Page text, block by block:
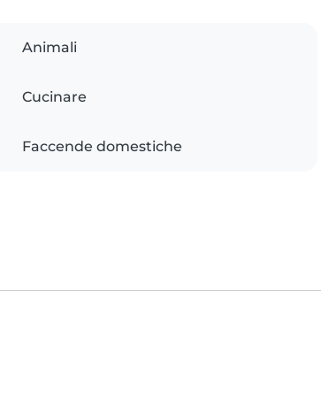
Animali
Cucinare
Faccende domestiche